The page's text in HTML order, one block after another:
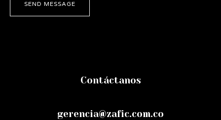
SEND MESSAGE
Contáctanos
gerencia@zafic.com.co